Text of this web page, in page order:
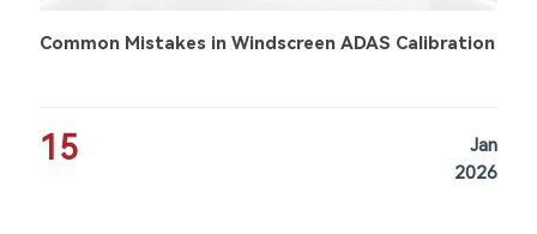
Common Mistakes in Windscreen ADAS Calibration
15
Jan
2026